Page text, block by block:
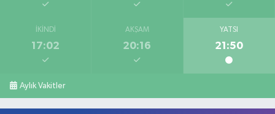
İKINDI
17:02
AKŞAM
20:16
YATSI
21:50
Aylık Vakitler